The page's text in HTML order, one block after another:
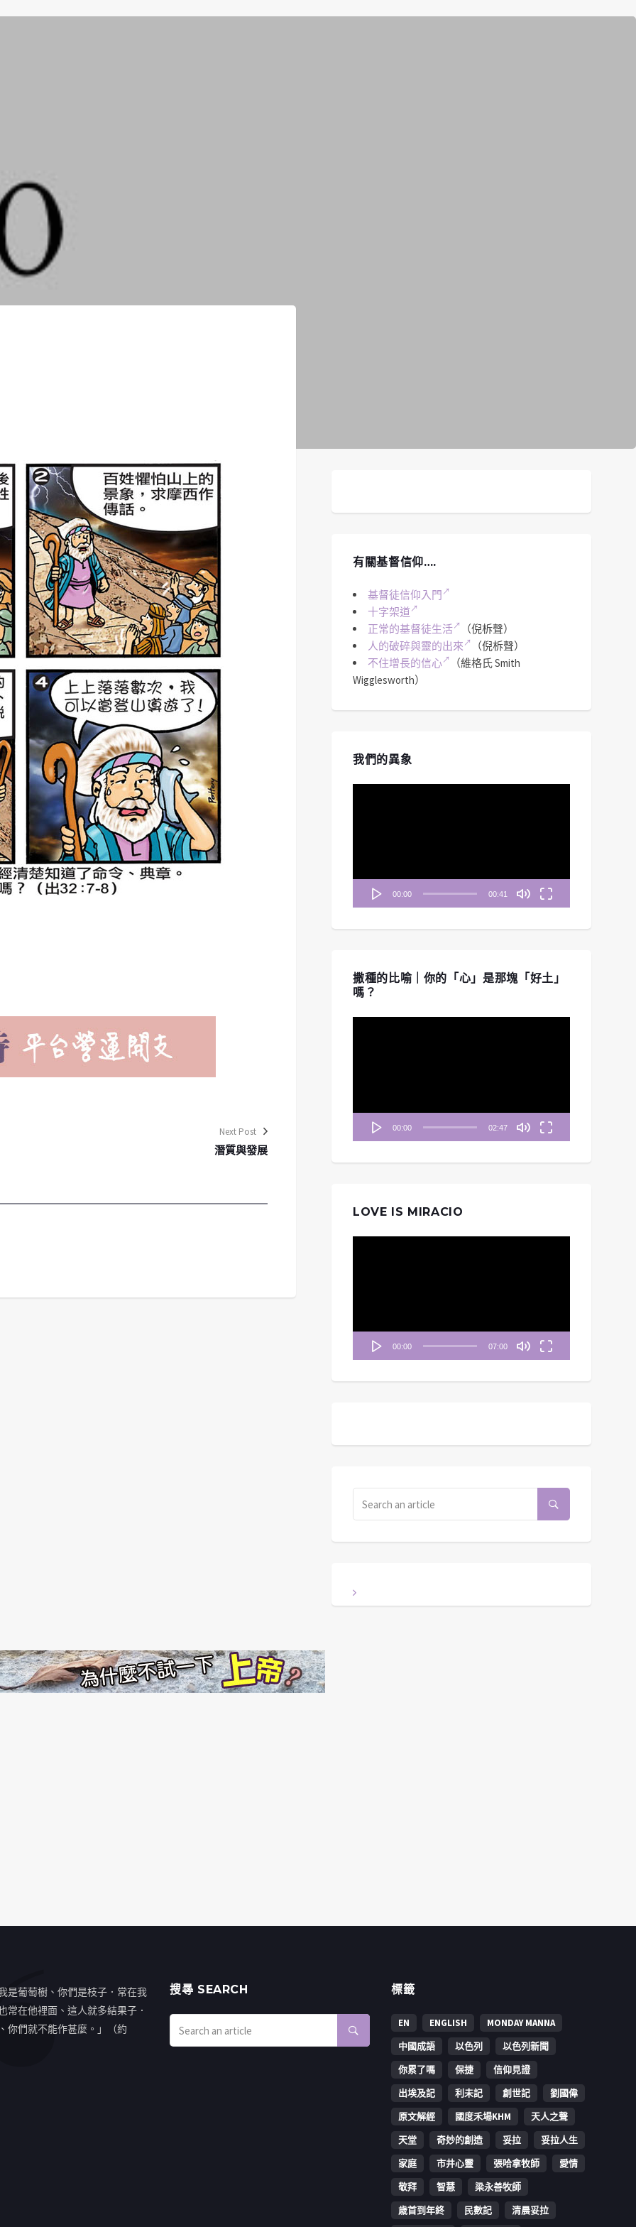
Next Post
潛質與發展
有關基督信仰….
基督徒信仰入門
十字架道
正常的基督徒生活
（倪柝聲）
人的破碎與靈的出來
（倪柝聲）
不住增長的信心
（維格氏 Smith
Wigglesworth）
我們的異象
00:00 00:41
撒種的比喻｜你的「心」是那塊「好土」
嗎？
00:00 02:47
LOVE IS MIRACIO
00:00 07:00
是葡萄樹、你們是枝子．常在我
常在他裡面、這人就多結果子．
你們就不能作甚麼。」（約
搜㝷 SEARCH 標籤
EN ENGLISH
MONDAY MANNA
中國成語
以色列
以色列新聞
你累了嗎
保捷
信仰見證
出埃及記
利未記 創世記
劉國偉
原文解經
國度禾場KHM
天人之聲
天堂
奇妙的創造 妥拉
妥拉人生
家庭
市井心靈 張哈拿牧師
愛情
敬拜
智慧
梁永善牧師
歳首到年終
民數記 清晨妥拉